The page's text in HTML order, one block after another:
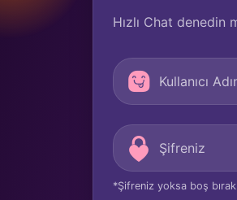
Hızlı Chat denedin
*Şifreniz yoksa boş